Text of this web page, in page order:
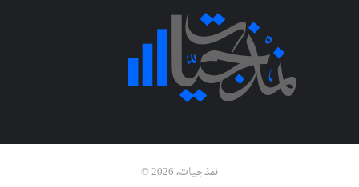
نمذجيات، 2026 ©